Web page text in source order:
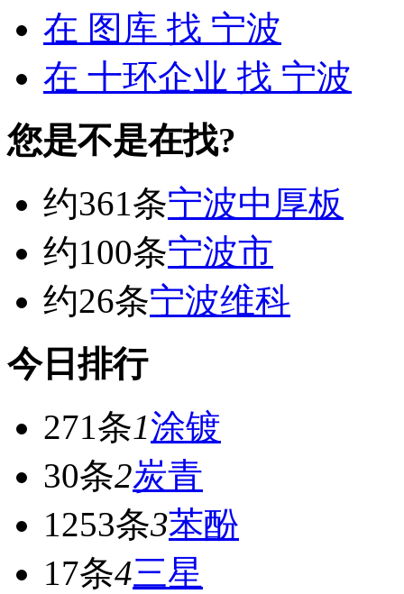
在 图库 找 宁波
在 十环企业 找 宁波
您是不是在找?
约361条宁波中厚板
约100条宁波市
约26条宁波维科
今日排行
271条1涂镀
30条2炭青
1253条3苯酚
17条4三星